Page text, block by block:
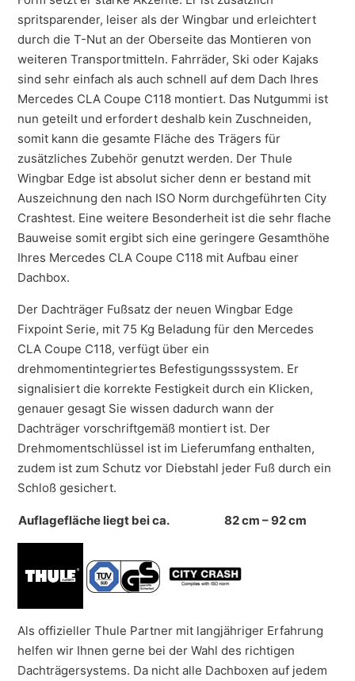
spritsparender, leiser als der Wingbar und erleichtert
durch die T-Nut an der Oberseite das Montieren von
weiteren Transportmitteln. Fahrräder, Ski oder Kajaks
sind sehr einfach als auch schnell auf dem Dach Ihres
Mercedes CLA Coupe C118 montiert. Das Nutgummi ist
nun geteilt und erfordert deshalb kein Zuschneiden,
somit kann die gesamte Fläche des Trägers für
zusätzliches Zubehör genutzt werden. Der Thule
Wingbar Edge ist absolut sicher denn er bestand mit
Auszeichnung den nach ISO Norm durchgeführten City
Crashtest. Eine weitere Besonderheit ist die sehr flache
Bauweise somit ergibt sich eine geringere Gesamthöhe
Ihres Mercedes CLA Coupe C118 mit Aufbau einer
Dachbox.
Der Dachträger Fußsatz der neuen Wingbar Edge
Fixpoint Serie, mit 75 Kg Beladung für den Mercedes
CLA Coupe C118, verfügt über ein
drehmomentintegriertes Befestigungsssystem. Er
signalisiert die korrekte Festigkeit durch ein Klicken,
genauer gesagt Sie wissen dadurch wann der
Dachträger vorschriftgemäß montiert ist. Der
Drehmomentschlüssel ist im Lieferumfang enthalten,
zudem ist zum Schutz vor Diebstahl jeder Fuß durch ein
Schloß gesichert.
Auflagefläche liegt bei ca. 82 cm – 92 cm
Als offizieller Thule Partner mit langjähriger Erfahrung
helfen wir Ihnen gerne bei der Wahl des richtigen
Dachträgersystems. Da nicht alle Dachboxen auf jedem